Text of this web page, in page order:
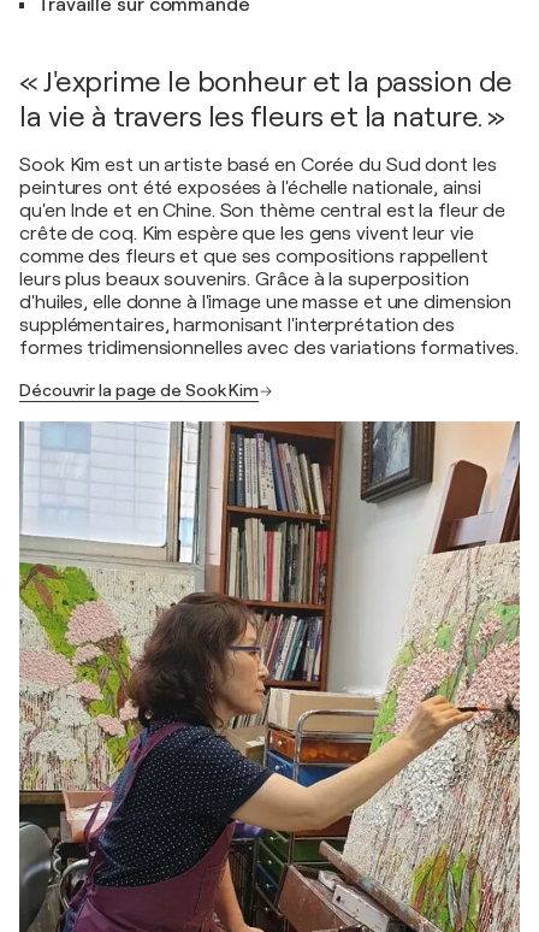
Travaille sur commande
« J'exprime le bonheur et la passion de
la vie à travers les fleurs et la nature. »
Sook Kim est un artiste basé en Corée du Sud dont les
peintures ont été exposées à l'échelle nationale, ainsi
qu'en Inde et en Chine. Son thème central est la fleur de
crête de coq. Kim espère que les gens vivent leur vie
comme des fleurs et que ses compositions rappellent
leurs plus beaux souvenirs. Grâce à la superposition
d'huiles, elle donne à l'image une masse et une dimension
supplémentaires, harmonisant l'interprétation des
formes tridimensionnelles avec des variations formatives.
Découvrir la page de Sook Kim